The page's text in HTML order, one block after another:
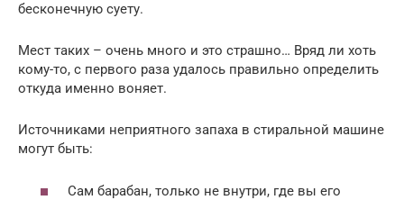
бесконечную суету.
Мест таких – очень много и это страшно… Вряд ли хоть
кому-то, с первого раза удалось правильно определить
откуда именно воняет.
Источниками неприятного запаха в стиральной машине
могут быть:
Сам барабан, только не внутри, где вы его